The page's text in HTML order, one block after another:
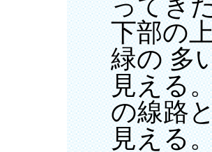
下部の
緑の 多
見える
の線路
見える